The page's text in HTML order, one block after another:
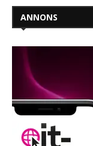
ANNONS